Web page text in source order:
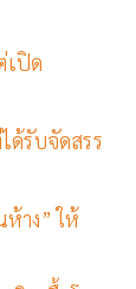
เปิด
ด้รับจัดสรร
าง” ให้